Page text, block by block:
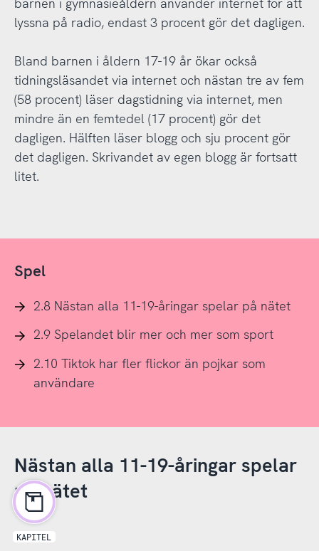
lyssna på radio, endast 3 procent gör det dagligen.
Bland barnen i åldern 17-19 år ökar också
tidningsläsandet via internet och nästan tre av fem
(58 procent) läser dagstidning via internet, men
mindre än en femtedel (17 procent) gör det
dagligen. Hälften läser blogg och sju procent gör
det dagligen. Skrivandet av egen blogg är fortsatt
litet.
Spel
2.8 Nästan alla 11-19-åringar spelar på nätet
2.9 Spelandet blir mer och mer som sport
2.10 Tiktok har fler flickor än pojkar som
användare
Nästan alla 11-19-åringar spelar
på nätet
KAPITEL